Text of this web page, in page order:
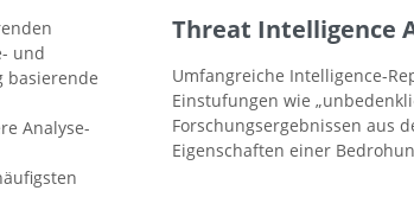
und
basierende
Analyse-
Threat Intelligence
Umfangreiche Intelligence-
Einstufungen wie
Forschungsergebnissen aus
Eigenschaften einer